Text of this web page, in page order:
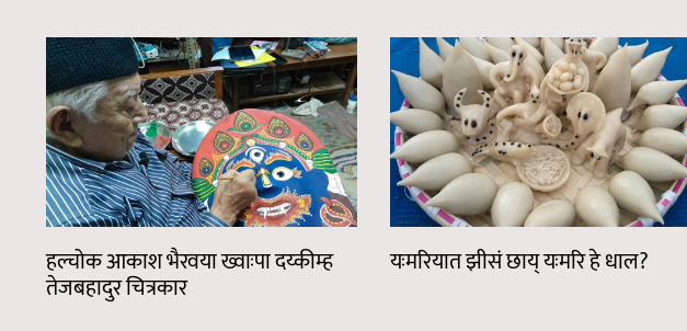
हल्चोक आकाश भैरवया ख्वाःपा दय्कीम्ह
तेजबहादुर चित्रकार
यःमरियात झीसं छाय् यःमरि हे धाल?